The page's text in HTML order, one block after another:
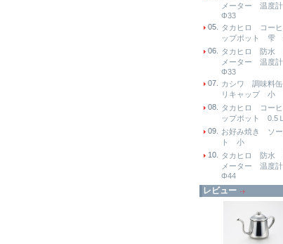
メーター 温度
Φ33
05.
タカヒロ コーヒ
ップポット 雫
06.
タカヒロ 防水
メーター 温度
Φ33
07.
カシワ 調味料
リキャップ 小
08.
タカヒロ コーヒ
ップポット 0.5Ｌ
09.
お好み焼き ソー
ト 小
10.
タカヒロ 防水
メーター 温度
Φ44
レビュー